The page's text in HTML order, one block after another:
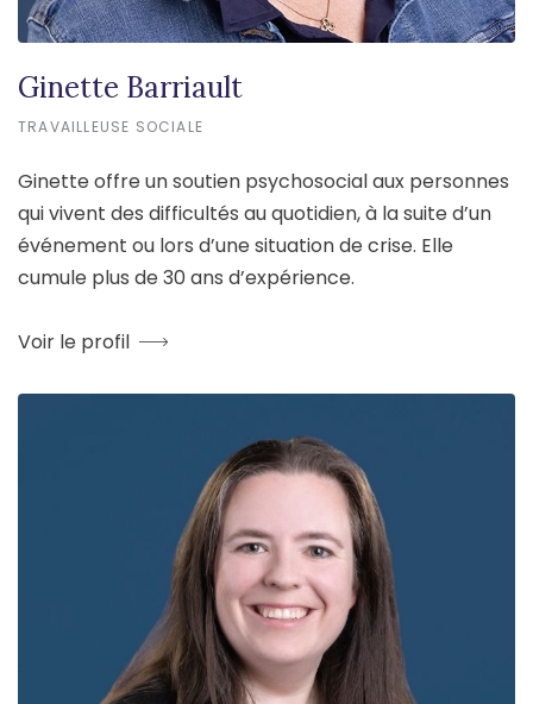
Ginette Barriault
TRAVAILLEUSE SOCIALE
Ginette offre un soutien psychosocial aux personnes
qui vivent des difficultés au quotidien, à la suite d’un
événement ou lors d’une situation de crise. Elle
cumule plus de 30 ans d’expérience.
Voir le profil